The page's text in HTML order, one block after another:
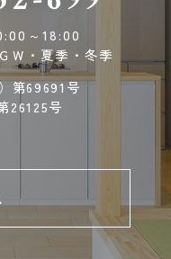
～18:00
Ｗ・夏季・冬季
第69691号
26125号